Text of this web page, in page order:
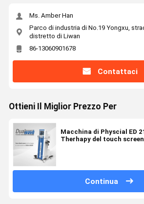
Ms. Amber Han
Parco di industria di No.19 Yongxu,
distretto di Liwan
86-13060901678
Contattaci
Ottieni Il Miglior Prezzo Per
Macchina di Physcial ED
Therhapy del touch screen
Continua